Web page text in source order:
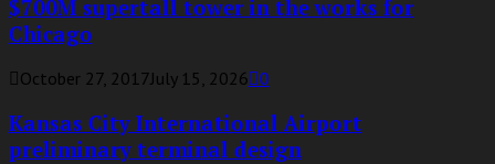
$700M supertall tower in the works for
Chicago
October 27, 2017July 15, 2026 0
Kansas City International Airport
preliminary terminal design